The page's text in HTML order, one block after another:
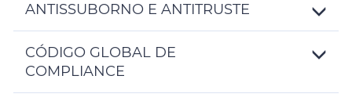
ANTISSUBORNO E ANTITRUSTE
Details
CÓDIGO GLOBAL DE
COMPLIANCE